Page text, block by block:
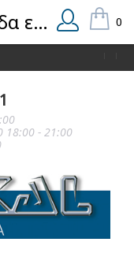
0
18:00 - 21:00
Κουφώματα | δάπεδα εσωτερικά και εξωτερικά | domical.gr